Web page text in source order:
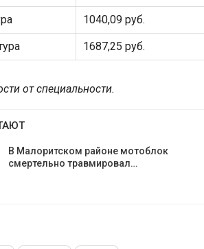
1040,09 руб.
1687,25 руб.
от специальности.
В Малоритском районе мотоблок
смертельно травмировал…